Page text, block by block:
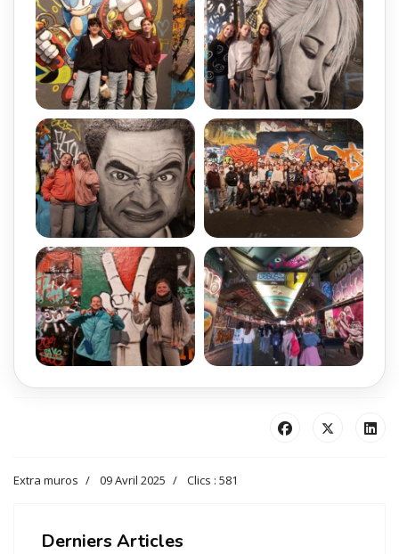
Extra muros 09 Avril 2025 Clics : 581
Derniers Articles